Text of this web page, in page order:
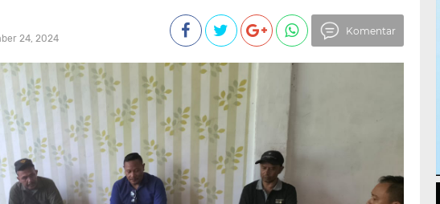
24, 2024
Komentar